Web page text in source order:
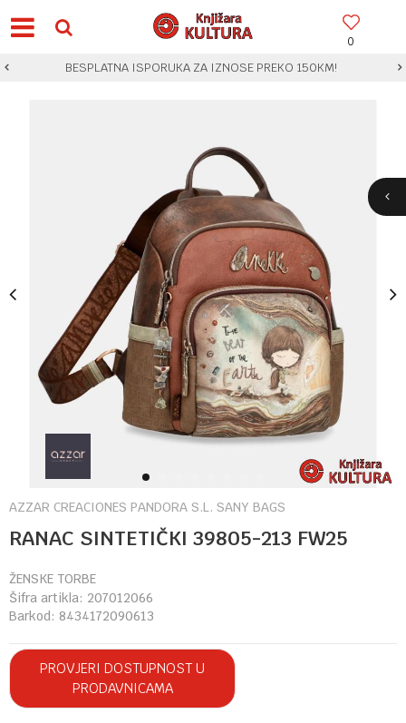
0
BESPLATNA ISPORUKA ZA IZNOSE PREKO 150KM!
1
AZZAR CREACIONES PANDORA S.L. SANY BAGS
RANAC SINTETIČKI 39805-213 FW25
ŽENSKE TORBE
Šifra artikla: 207012066
Barkod: 8434172090613
PROVJERI DOSTUPNOST U
PRODAVNICAMA